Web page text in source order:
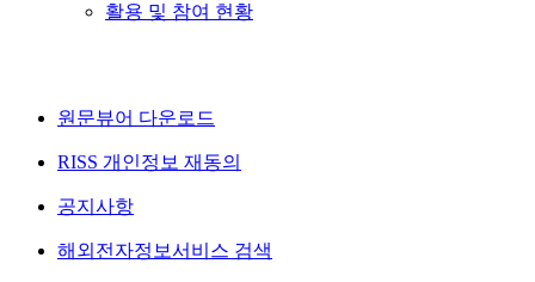
활용 및 참여 현황
원문뷰어 다운로드
RISS 개인정보 재동의
공지사항
해외전자정보서비스 검색